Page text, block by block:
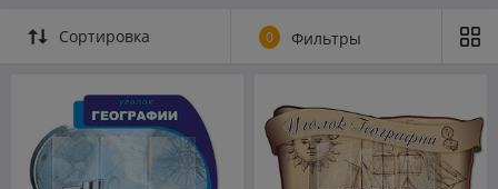
Сортировка 0 Фильтры